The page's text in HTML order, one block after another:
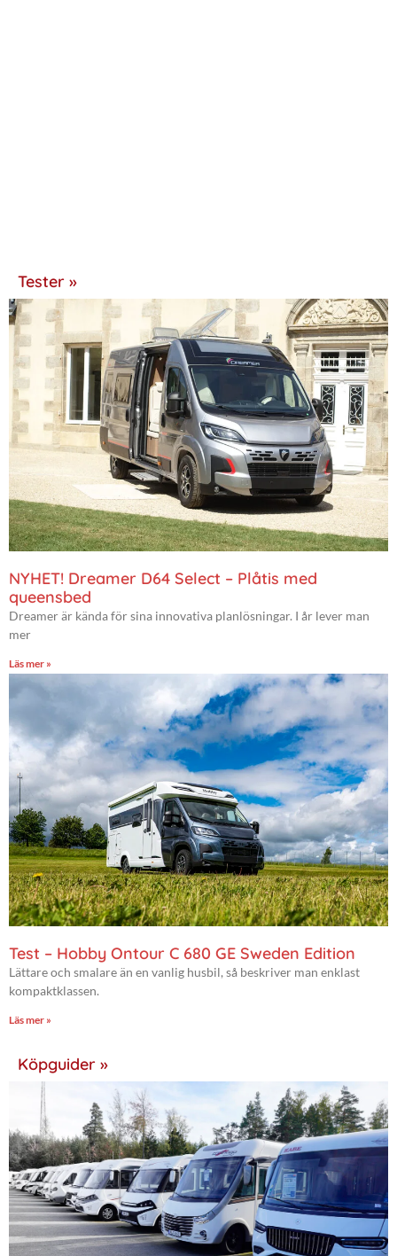
Tester »
NYHET! Dreamer D64 Select – Plåtis med
queensbed
Dreamer är kända för sina innovativa planlösningar. I år lever man
mer
Läs mer »
Test – Hobby Ontour C 680 GE Sweden Edition
Lättare och smalare än en vanlig husbil, så beskriver man enklast
kompaktklassen.
Läs mer »
Köpguider »